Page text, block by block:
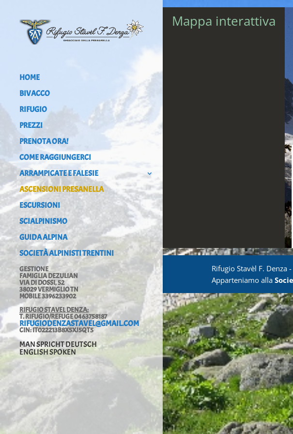
HOME
BIVACCO
RIFUGIO
PREZZI
PRENOTA ORA!
COME RAGGIUNGERCI
ARRAMPICATE E FALESIE
ASCENSIONI PRESANELLA
ESCURSIONI
SCIALPINISMO
GUIDA ALPINA
SOCIETÀ ALPINISTI TRENTINI
GESTIONE
FAMIGLIA DEZULIAN
VIA DI DOSSI, 52
38029 VERMIGLIO TN
MOBILE 3396233902
RIFUGIO STAVEL DENZA:
T. RIFUGIO/REFUGE 0463758187
RIFUGIODENZASTAVEL@GMAIL.COM
CIN: IT022213B8X5XJ5QT5
MAN SPRICHT DEUTSCH
ENGLISH SPOKEN
Mappa interattiva
Rifugio Stavèl F. Denza
Apparteniamo alla